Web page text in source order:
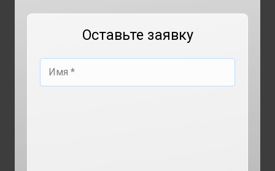
Оставьте заявку